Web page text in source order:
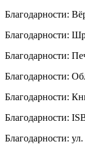
Благодарности:
Благодарности:
Благодарности:
Благодарности:
Благодарности:
Благодарности:
Благодарности: